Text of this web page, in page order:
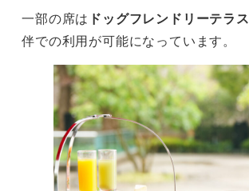
一部の席は ドッグフレンドリーテラス
伴での利用が可能になっています。